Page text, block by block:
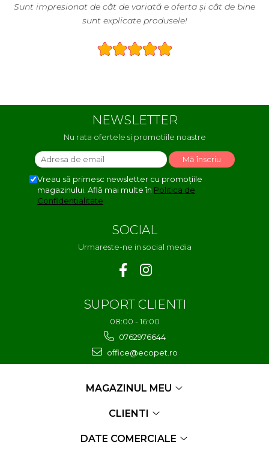
Sunt impresionat de cât de variată e oferta și cât de bine
sunt explicate produsele!
NEWSLETTER
Nu rata ofertele si promotiile noastre
Vreau să primesc newsletter cu promoțiile
magazinului. Află mai multe în Politica de
Confidentialitate
SOCIAL
Urmareste-ne in social media
SUPORT CLIENTI
08:00 - 16:00
0762976644
office@ecopet.ro
MAGAZINUL MEU
CLIENTI
DATE COMERCIALE